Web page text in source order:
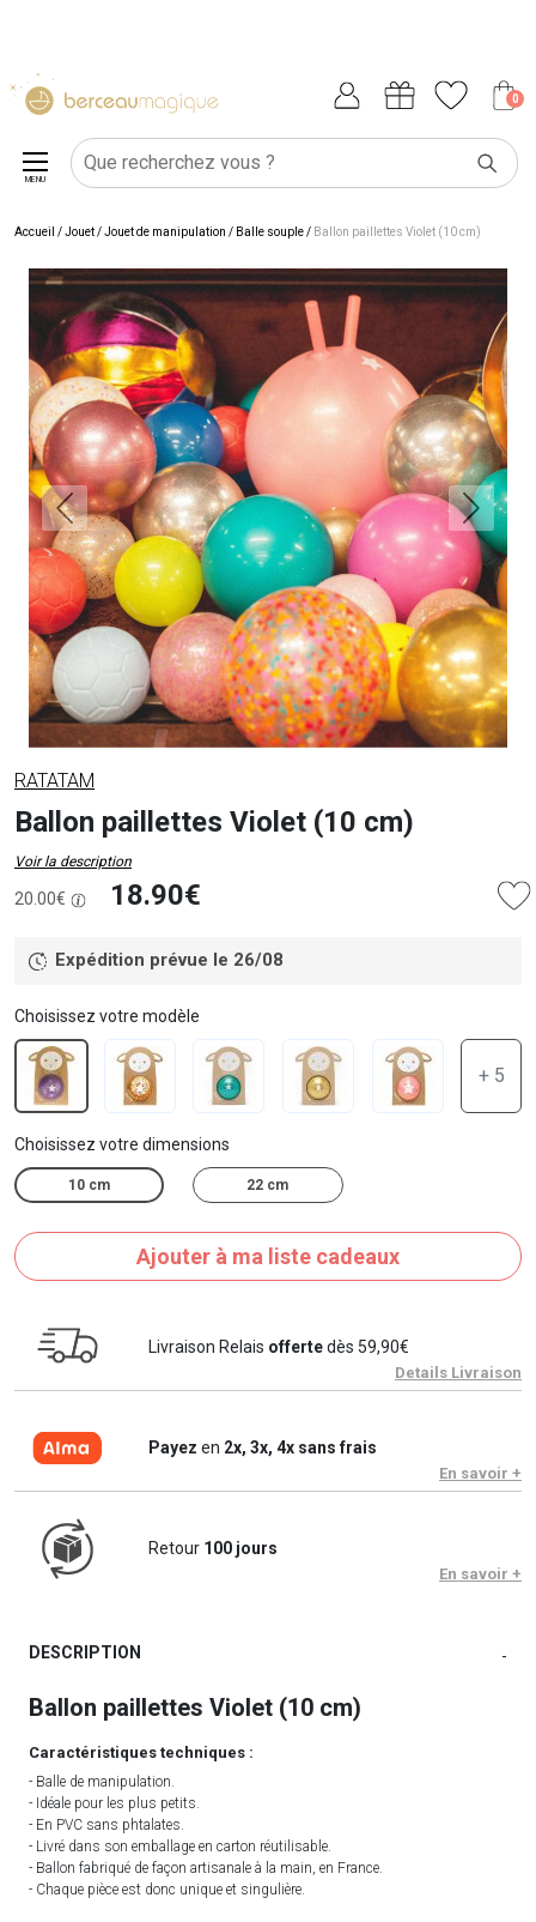
0
MENU
Accueil /Jouet/Jouet de manipulation / Balle souple/ Ballon paillettes Violet (10 cm)
RATATAM
Ballon paillettes Violet (10 cm)
Voir la description
20.00€ 18.90€
Expédition prévue le 26/08
Choisissez votre modèle
+ 5
Choisissez votre dimensions
10 cm 22 cm
Ajouter à ma liste cadeaux
Livraison Relais offertedès 59,90€
Details Livraison
Payez en 2x, 3x, 4x sans frais
En savoir +
Retour 100 jours
En savoir +
DESCRIPTION -
Ballon paillettes Violet (10 cm)
Caractéristiques techniques :
- Balle de manipulation.
- Idéale pour les plus petits.
- En PVC sans phtalates.
- Livré dans son emballage en carton réutilisable.
- Ballon fabriqué de façon artisanale à la main, en France.
- Chaque pièce est donc unique et singulière.